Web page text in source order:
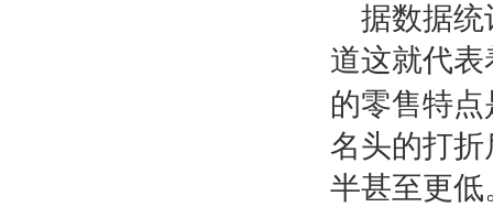
据数据统
道这就代
的零售特
名头的打
半甚至更低